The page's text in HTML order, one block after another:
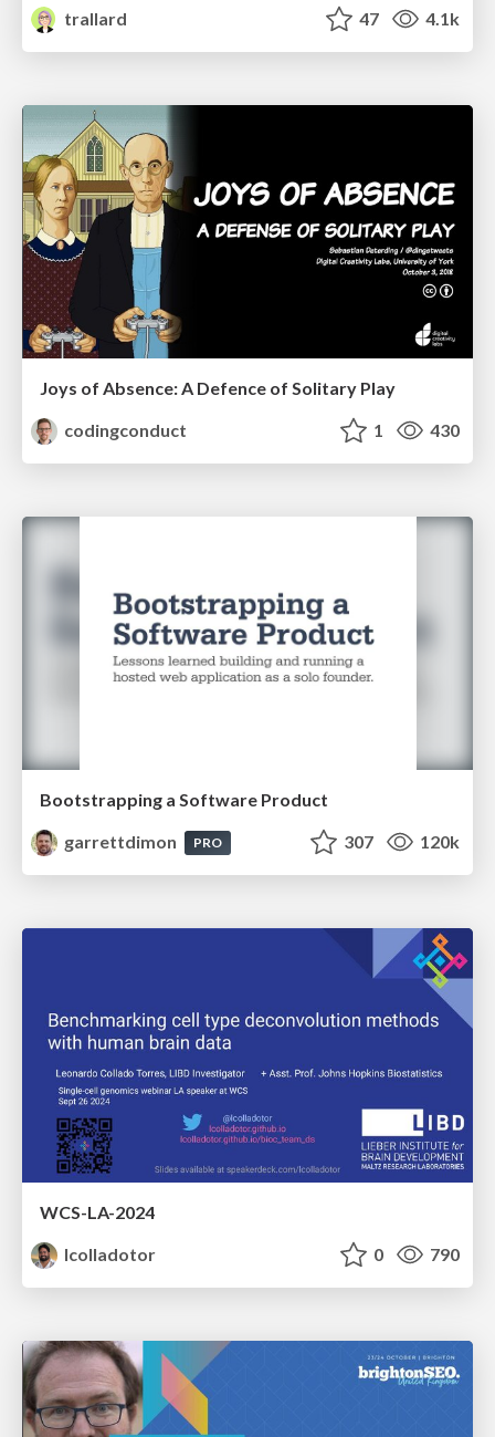
trallard 47 4.1k
Joys of Absence: A Defence of Solitary Play
codingconduct
1 430
Bootstrapping a Software Product
garrettdimon
PRO 307 120k
WCS-LA-2024
lcolladotor
0 790